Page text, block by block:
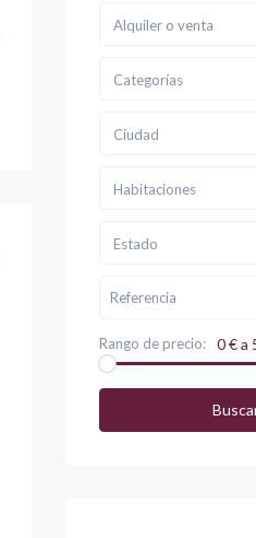
Alquiler o venta
Categorías
Ciudad
Habitaciones
Estado
Rango de precio: 0 € a